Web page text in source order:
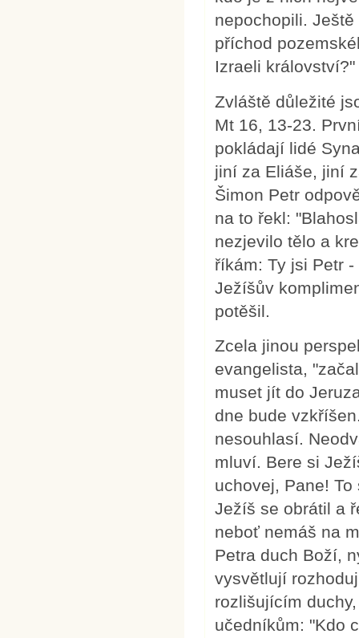
nepochopili.
příchod
Izraeli
Zvláště důležité
Mt 16, 13-23.
pokládají lidé
jiní za Eliáše, jiní
Šimon Petr
na to řekl:
nezjevilo tělo a
říkám: Ty jsi Petr
Ježíšův
potěšil.
Zcela jinou
evangelista,
muset jít do
dne bude
nesouhlasí.
mluví. Bere si
uchovej, Pane!
Ježíš se obrátil a
neboť nemáš na
Petra duch Boží,
vysvětlují
rozlišujícím
učedníkům: "Kdo